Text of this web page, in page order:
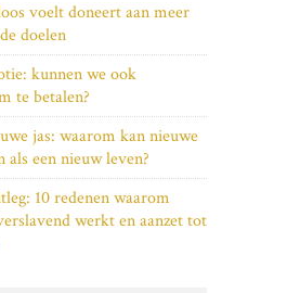
voelt doneert aan meer
doelen
kunnen we ook
te betalen?
jas: waarom kan nieuwe
als een nieuw leven?
10 redenen waarom
werkt en aanzet tot